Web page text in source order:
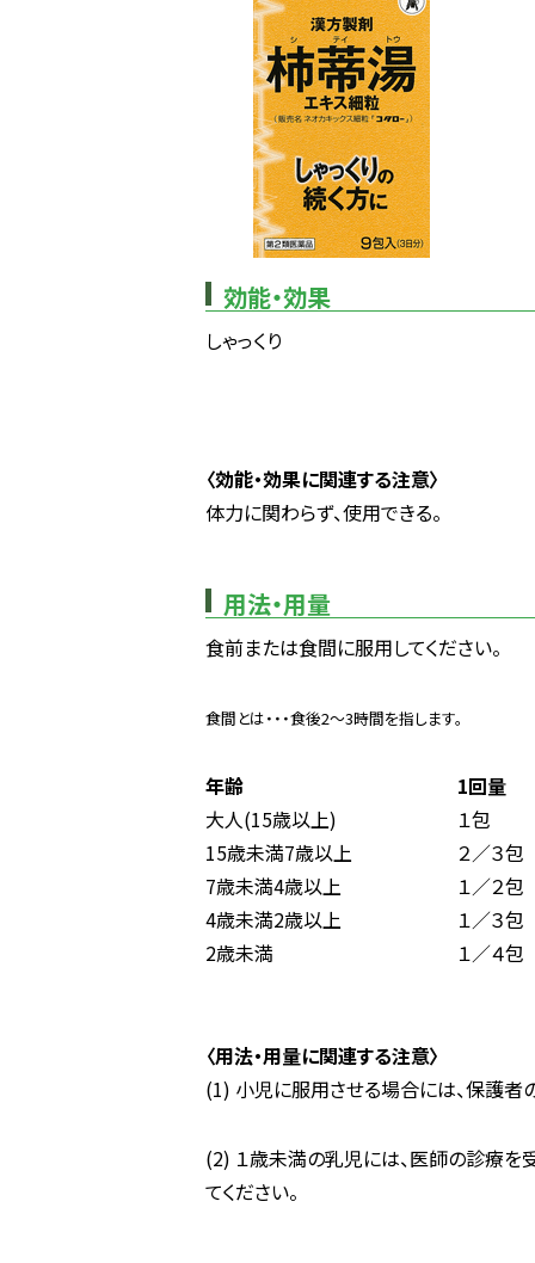
効能・効果
しゃっくり
〈効能・効果に関連する注意〉
体力に関わらず、使用できる。
用法・用量
食前または食間に服用してください。
食間とは・・・食後2～3時間を指します。
年齢
1回量
大人(15歳以上)
１包
15歳未満7歳以上
２／３包
7歳未満4歳以上
１／２包
4歳未満2歳以上
１／３包
2歳未満
１／４包
〈用法・用量に関連する注意〉
(1) 小児に服用させる場合には、保護者
(2) １歳未満の乳児には、医師の診療を
てください。